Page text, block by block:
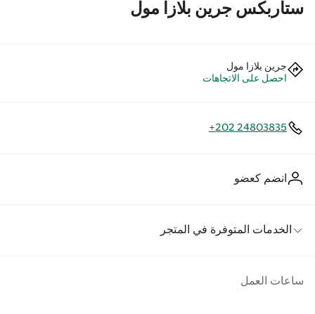
ستاربكس جرين بلازا مول
جرين بلازا مول
احصل على الاتجاهات
+202 24803835
انضم كعضو
الخدمات المتوفرة في المتجر
ساعات العمل